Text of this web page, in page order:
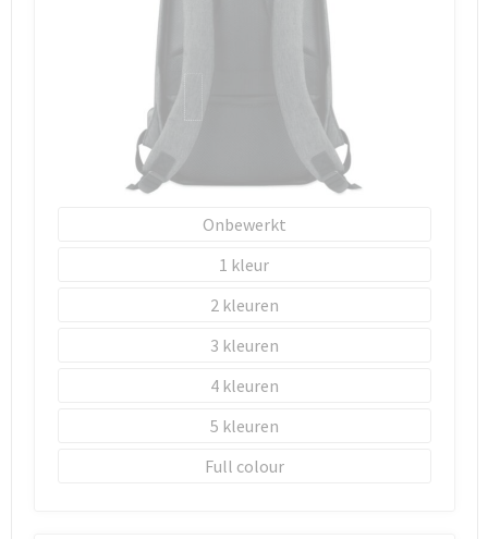
Onbewerkt
1
2
3
4
5
Full colour